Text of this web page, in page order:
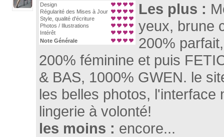
Design
Régularité des Mises à Jour
Style, qualité d'écriture
Photos / Illustrations
Intérêt
Note Générale
Les plus :
yeux, brune
200%
200% féminine et puis
& BAS, 1000% GWEN. le
les belles photos, l'interface
lingerie à volonté!
les moins : encore...